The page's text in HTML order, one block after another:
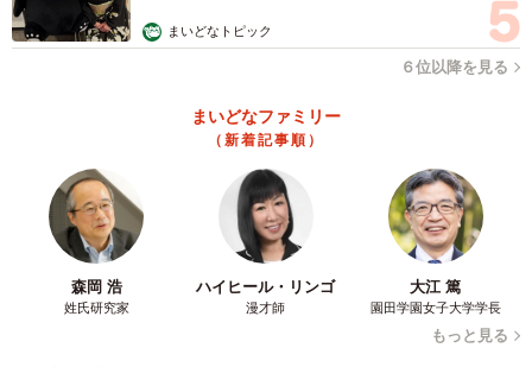
まいどなトピック
６位以降を見る
まいどなファミリー
（新着記事順）
森岡 浩
姓氏研究家
ハイヒール・リンゴ
漫才師
大江 篤
園田学園女子大学学長
もっと見る